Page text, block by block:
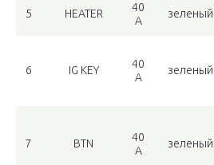
5 HEATER
40
A
зеленый
6 IG KEY
40
A
зеленый
7 BTN
40
A
зеленый